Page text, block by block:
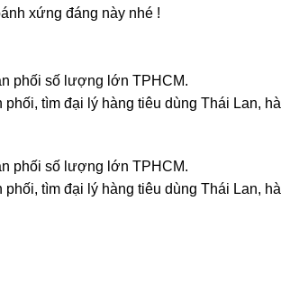
xứng đáng này nhé !
phối số lượng lớn TPHCM.
tìm đại lý hàng tiêu dùng Thái Lan,
phối số lượng lớn TPHCM.
tìm đại lý hàng tiêu dùng Thái Lan,